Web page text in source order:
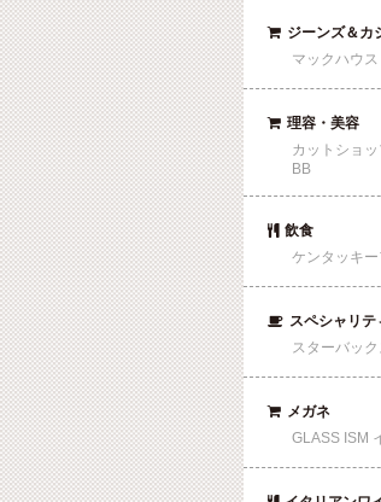
 ジーンズ＆カ
マックハウス
 理容・美容
カットショ
BB
 飲食
ケンタッキ
 スペシャリ
スターバッ
 メガネ
GLASS ISM